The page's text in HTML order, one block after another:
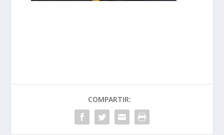
COMPARTIR: